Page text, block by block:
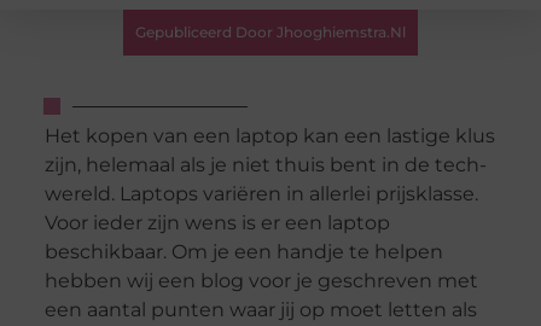
Gepubliceerd Door Jhooghiemstra.nl
Het kopen van een laptop kan een lastige klus
zijn, helemaal als je niet thuis bent in de tech-
wereld. Laptops variëren in allerlei prijsklasse.
Voor ieder zijn wens is er een laptop
beschikbaar. Om je een handje te helpen
hebben wij een blog voor je geschreven met
een aantal punten waar jij op moet letten als